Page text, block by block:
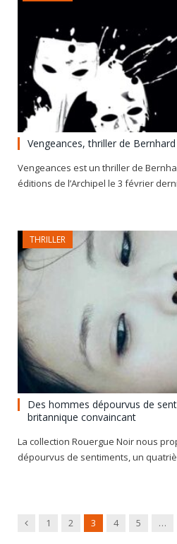
Vengeances, thriller de
Vengeances est un thriller de
éditions de l’Archipel le 3 février
THRILLER
Des hommes dépourvus de
britannique convaincant
La collection Rouergue Noir nous
dépourvus de sentiments, un
Previous
1 2 3 4 5 …